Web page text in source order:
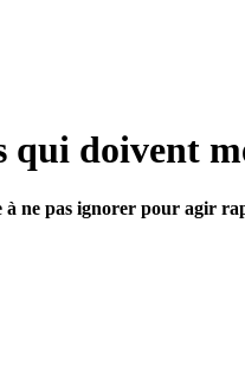
qui doivent
à ne pas ignorer pour agir